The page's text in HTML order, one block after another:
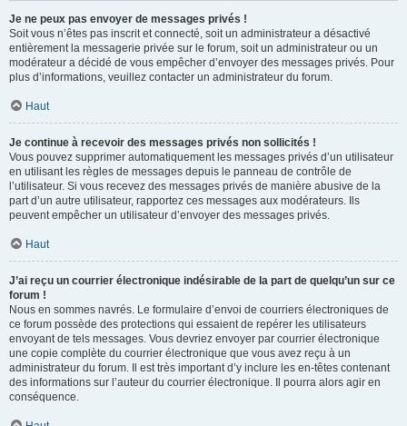
Je ne peux pas envoyer de messages privés !
Soit vous n’êtes pas inscrit et connecté, soit un administrateur a désactivé
entièrement la messagerie privée sur le forum, soit un administrateur ou un
modérateur a décidé de vous empêcher d’envoyer des messages privés. Pour
plus d’informations, veuillez contacter un administrateur du forum.
Haut
Je continue à recevoir des messages privés non sollicités !
Vous pouvez supprimer automatiquement les messages privés d’un utilisateur
en utilisant les règles de messages depuis le panneau de contrôle de
l’utilisateur. Si vous recevez des messages privés de manière abusive de la
part d’un autre utilisateur, rapportez ces messages aux modérateurs. Ils
peuvent empêcher un utilisateur d’envoyer des messages privés.
Haut
J’ai reçu un courrier électronique indésirable de la part de quelqu’un sur ce
forum !
Nous en sommes navrés. Le formulaire d’envoi de courriers électroniques de
ce forum possède des protections qui essaient de repérer les utilisateurs
envoyant de tels messages. Vous devriez envoyer par courrier électronique
une copie complète du courrier électronique que vous avez reçu à un
administrateur du forum. Il est très important d’y inclure les en-têtes contenant
des informations sur l’auteur du courrier électronique. Il pourra alors agir en
conséquence.